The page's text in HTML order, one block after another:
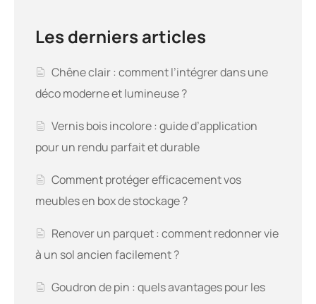
Les derniers articles
Chêne clair : comment l’intégrer dans une
déco moderne et lumineuse ?
Vernis bois incolore : guide d’application
pour un rendu parfait et durable
Comment protéger efficacement vos
meubles en box de stockage ?
Renover un parquet : comment redonner vie
à un sol ancien facilement ?
Goudron de pin : quels avantages pour les